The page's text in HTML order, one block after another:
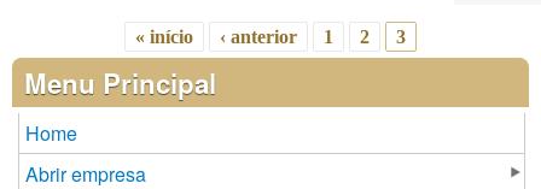
Páginas
« início ‹ anterior 1 2 3
Menu Principal
Home
Abrir empresa